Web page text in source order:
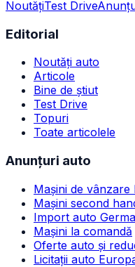
NoutățiTest Drive
Editorial
Noutăți auto
Articole
Bine de știut
Test Drive
Topuri
Toate articolele
Anunțuri auto
Mașini de vânzare
Mașini second
Import auto
Mașini la comandă
Oferte auto și
Licitații auto